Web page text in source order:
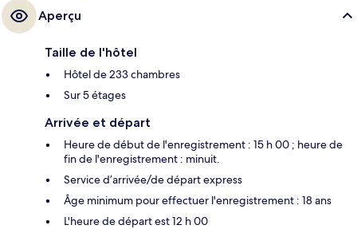
Aperçu
Taille de l'hôtel
Hôtel de 233 chambres
Sur 5 étages
Arrivée et départ
Heure de début de l'enregistrement : 15 h 00 ; heure de
fin de l'enregistrement : minuit.
Service d’arrivée/de départ express
Âge minimum pour effectuer l'enregistrement : 18 ans
L'heure de départ est 12 h 00